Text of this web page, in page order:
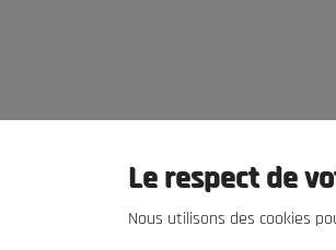
Le CNESE
Le respect de
Nous utilisons des cookies